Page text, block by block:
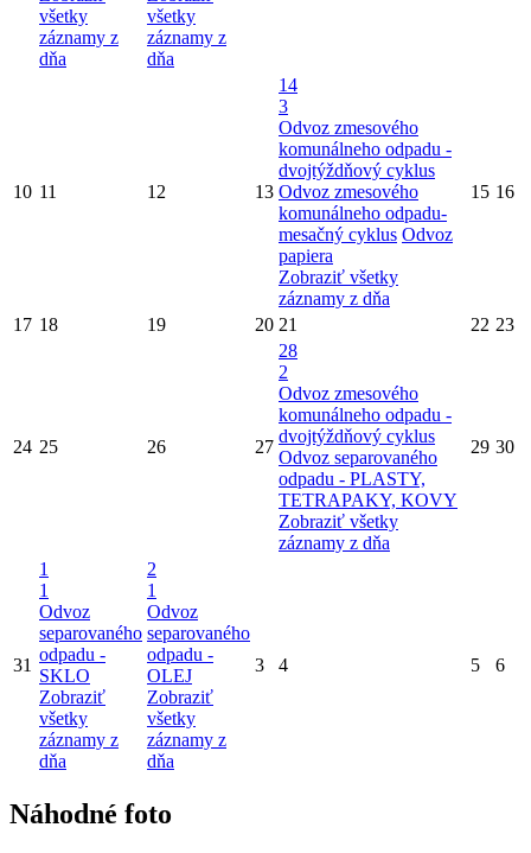
všetky
záznamy z
dňa
všetky
záznamy z
dňa
10 11 12 13
14
3
Odvoz zmesového
komunálneho odpadu -
dvojtýždňový cyklus
Odvoz zmesového
komunálneho odpadu-
mesačný cyklus Odvoz
papiera
Zobraziť všetky
záznamy z dňa
15 16
17 18 19 20 21 22 23
24 25 26 27
28
2
Odvoz zmesového
komunálneho odpadu -
dvojtýždňový cyklus
Odvoz separovaného
odpadu - PLASTY,
TETRAPAKY, KOVY
Zobraziť všetky
záznamy z dňa
29 30
31
1
1
Odvoz
separovaného
odpadu -
SKLO
Zobraziť
všetky
záznamy z
dňa
2
1
Odvoz
separovaného
odpadu -
OLEJ
Zobraziť
všetky
záznamy z
dňa
3 4 5 6
Náhodné foto